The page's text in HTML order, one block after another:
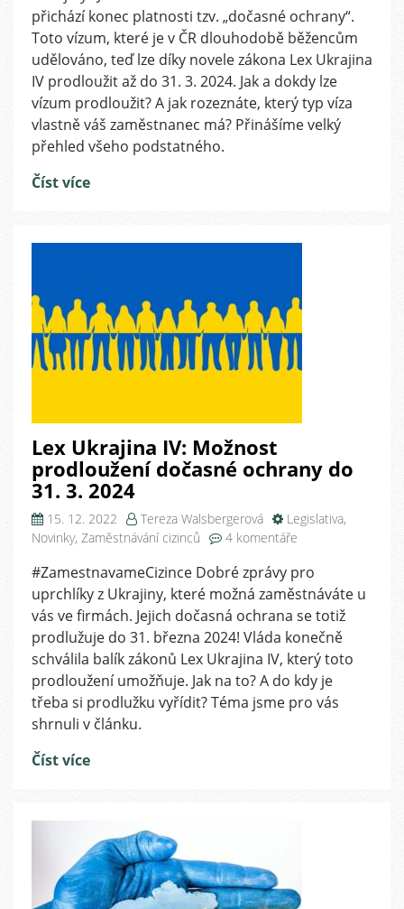
Dočasná
ochrana,
vízum
strpění
a
jejich
prodloužení
–
přichází konec platnosti tzv. „dočasné ochrany“.
Toto vízum, které je v ČR dlouhodobě běžencům
udělováno, teď lze díky novele zákona Lex Ukrajina
IV prodloužit až do 31. 3. 2024. Jak a dokdy lze
vízum prodloužit? A jak rozeznáte, který typ víza
vlastně váš zaměstnanec má? Přinášíme velký
přehled všeho podstatného.
Číst více
Lex Ukrajina IV: Možnost
prodloužení dočasné ochrany do
31. 3. 2024
15. 12. 2022 Tereza Walsbergerová Legislativa,
Novinky, Zaměstnávání cizinců 4 komentáře
s
názvem
Lex
Ukrajina
Možnost
prodloužení
dočasné
#ZamestnavameCizince Dobré zprávy pro
uprchlíky z Ukrajiny, které možná zaměstnáváte u
vás ve firmách. Jejich dočasná ochrana se totiž
prodlužuje do 31. března 2024! Vláda konečně
schválila balík zákonů Lex Ukrajina IV, který toto
prodloužení umožňuje. Jak na to? A do kdy je
třeba si prodlužku vyřídit? Téma jsme pro vás
shrnuli v článku.
Číst více